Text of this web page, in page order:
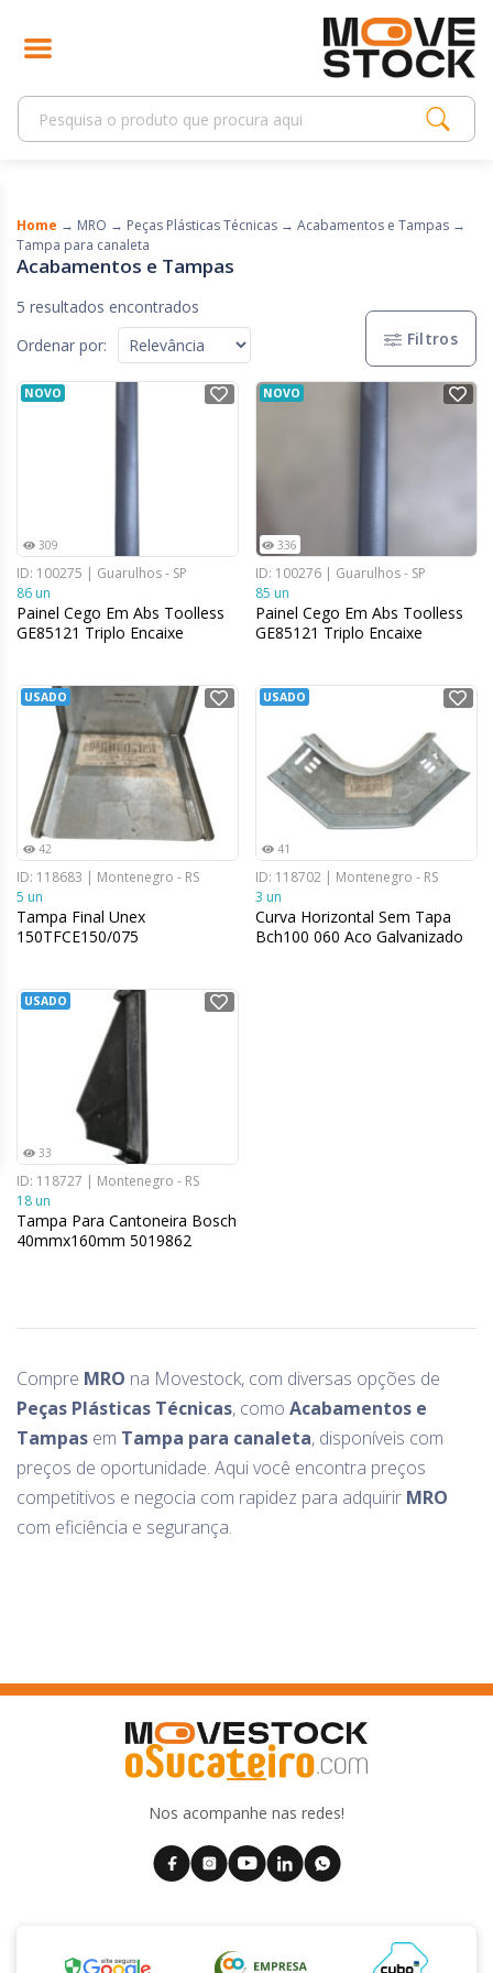
Home → MRO → Peças Plásticas Técnicas → Acabamentos e Tampas →
Tampa para canaleta
Acabamentos e Tampas
5 resultados encontrados
Ordenar por:
Filtros
NOVO
309
ID: 100275 | Guarulhos - SP
86 un
Painel Cego Em Abs Toolless
GE85121 Triplo Encaixe
NOVO
336
ID: 100276 | Guarulhos - SP
85 un
Painel Cego Em Abs Toolless
GE85121 Triplo Encaixe
USADO
42
ID: 118683 | Montenegro - RS
5 un
Tampa Final Unex
150TFCE150/075
USADO
41
ID: 118702 | Montenegro - RS
3 un
Curva Horizontal Sem Tapa
Bch100 060 Aco Galvanizado
USADO
33
ID: 118727 | Montenegro - RS
18 un
Tampa Para Cantoneira Bosch
40mmx160mm 5019862
Compre MRO na Movestock, com diversas opções de
Peças Plásticas Técnicas, como Acabamentos e
Tampas em Tampa para canaleta, disponíveis com
preços de oportunidade. Aqui você encontra preços
competitivos e negocia com rapidez para adquirir MRO
com eficiência e segurança.
Nos acompanhe nas redes!